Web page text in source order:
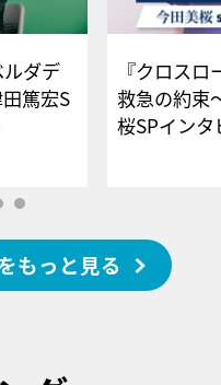
ルダデ
篤宏S
ュー
『クロス
救急の約束
桜SPイ
もっと見る